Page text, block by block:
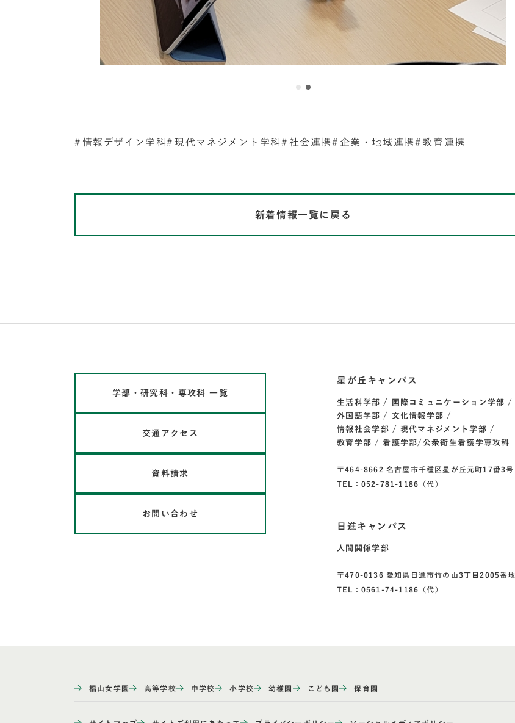
情報デザイン学科 現代マネジメント学科 社会連携 企業・地域連携 教育連携
新着情報一覧に戻る
学部・研究科・専攻科 一覧
交通アクセス
資料請求
お問い合わせ
星が丘キャンパス
生活科学部
国際コミュニケーション学部
外国語学部
文化情報学部
情報社会学部
現代マネジメント学部
教育学部
看護学部/公衆衛生看護学専攻科
〒464-8662 名古屋市千種区星が丘元町17番3号
TEL：052-781-1186（代）
日進キャンパス
人間関係学部
〒470-0136 愛知県日進市竹の山3丁目2005番地
TEL：0561-74-1186（代）
椙山女学園 高等学校 中学校 小学校 幼稚園 こども園 保育園